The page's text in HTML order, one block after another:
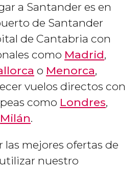
a Santander es en
de Santander
de Cantabria con
como Madrid,
o Menorca,
vuelos directos con
como Londres,
Milán.
las mejores ofertas de
nuestro